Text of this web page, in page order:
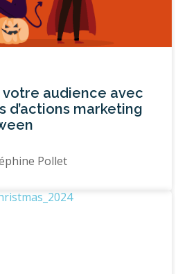
votre audience avec
d’actions marketing
Pollet